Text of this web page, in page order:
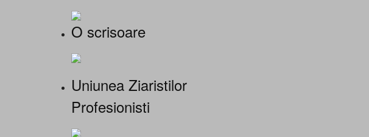
O scrisoare
Uniunea Ziaristilor
Profesionisti